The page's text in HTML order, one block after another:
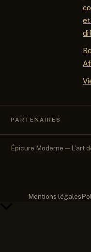
et
PARTENAIRES
Épicure Moderne — L'art
Mentions légales